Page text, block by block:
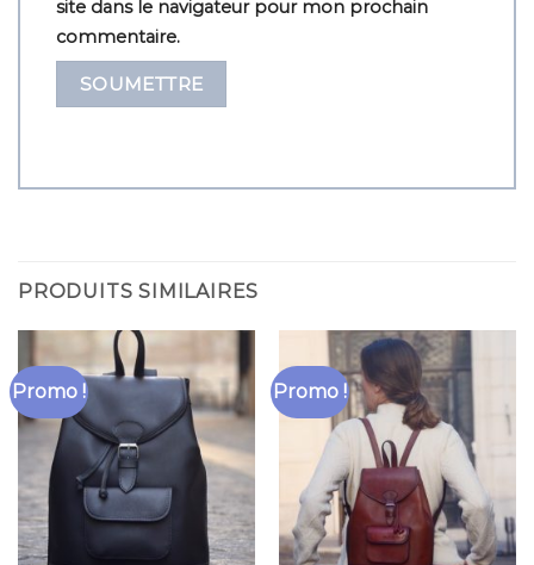
site dans le navigateur pour mon prochain
commentaire.
PRODUITS SIMILAIRES
Promo ! Promo !